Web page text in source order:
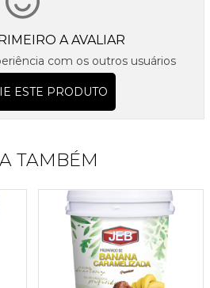
A AVALIAR
com os outros usuários
ESTE PRODUTO
TAMBÉM